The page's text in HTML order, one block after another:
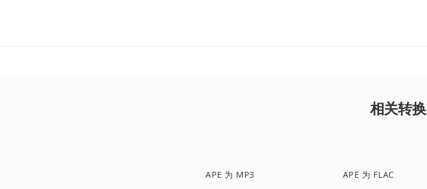
相关转换
APE 为 MP3 APE 为 FLAC